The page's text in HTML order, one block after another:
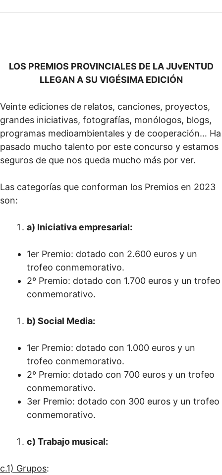
LOS PREMIOS PROVINCIALES DE LA JUvENTUD
LLEGAN A SU VIGÉSIMA EDICIÓN
Veinte ediciones de relatos, canciones, proyectos,
grandes iniciativas, fotografías, monólogos, blogs,
programas medioambientales y de cooperación… Ha
pasado mucho talento por este concurso y estamos
seguros de que nos queda mucho más por ver.
Las categorías que conforman los Premios en 2023
son:
a) Iniciativa empresarial:
1er Premio: dotado con 2.600 euros y un
trofeo conmemorativo.
2º Premio: dotado con 1.700 euros y un trofeo
conmemorativo.
b) Social Media:
1er Premio: dotado con 1.000 euros y un
trofeo conmemorativo.
2º Premio: dotado con 700 euros y un trofeo
conmemorativo.
3er Premio: dotado con 300 euros y un trofeo
conmemorativo.
c) Trabajo musical:
c.1) Grupos: